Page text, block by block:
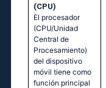
(CPU)
El procesador
(CPU/Unidad
Central de
Procesamiento)
del dispositivo
móvil tiene como
función principal